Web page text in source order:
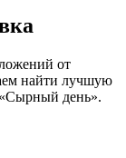
от
найти лучшую
день».